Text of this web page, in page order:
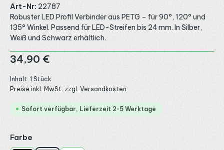
Art-Nr: 22787
Robuster LED Profil Verbinder aus PETG – für 90°, 120° und
135° Winkel. Passend für LED-Streifen bis 24 mm. In Silber,
Weiß und Schwarz erhältlich.
Regulärer Preis:
34,90 €
Inhalt: 1 Stück
Preise inkl. MwSt. zzgl. Versandkosten
Sofort verfügbar, Lieferzeit 2-5 Werktage
Farbe